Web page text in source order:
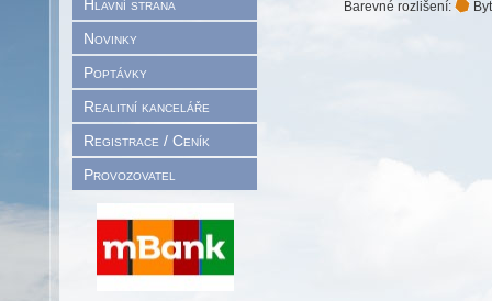
Hlavní strana
Novinky
Poptávky
Realitní kanceláře
Registrace / Ceník
Provozovatel
Barevné rozlišení: